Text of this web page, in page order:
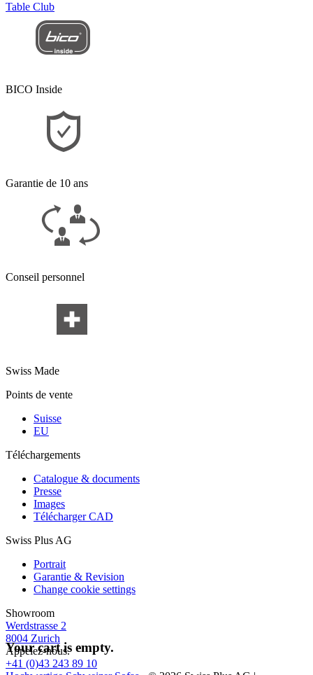
Table Club
BICO Inside
Garantie de 10 ans
Conseil personnel
Swiss Made
Points de vente
Suisse
EU
Téléchargements
Catalogue & documents
Presse
Images
Télécharger CAD
Swiss Plus AG
Portrait
Garantie & Revision
Change cookie settings
Showroom
Werdstrasse 2
8004 Zurich
Appelez-nous.
+41 (0)43 243 89 10
Your cart is empty.